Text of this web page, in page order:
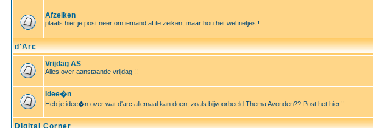
Afzeiken
plaats hier je post neer om iemand af te zeiken, maar hou het wel netjes!!
d'Arc
Vrijdag AS
Alles over aanstaande vrijdag !!
Idee�n
Heb je idee�n over wat d'arc allemaal kan doen, zoals bijvoorbeeld Thema Avonden?? Post het hier!!
Digital Corner